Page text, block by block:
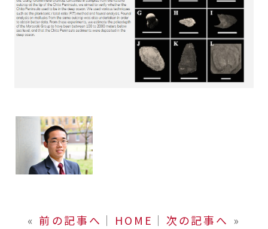
« 前の記事へ │ HOME │ 次の記事へ »